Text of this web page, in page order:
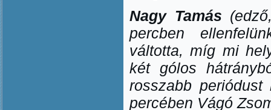
Nagy Tamás
percben
váltotta, míg mi
két gólos
rosszabb
percében Vágó